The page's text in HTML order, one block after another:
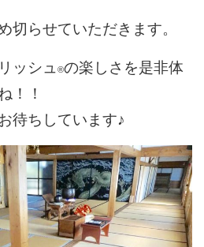
切らせていただきます。
ッシュ ®︎の楽しさを是非体
！！
待ちしています♪